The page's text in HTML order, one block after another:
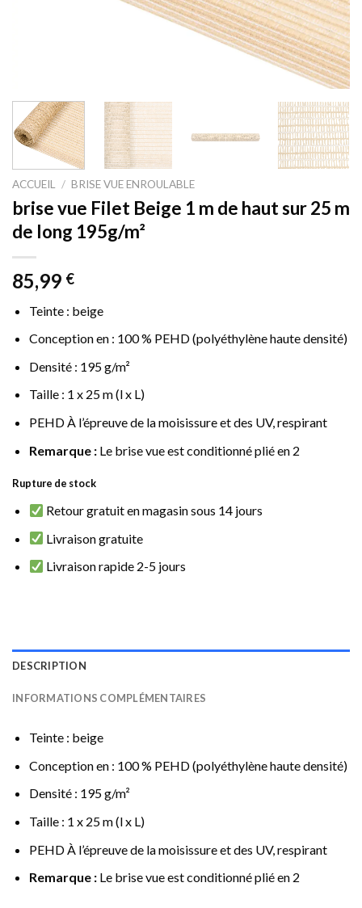
ACCUEIL / BRISE VUE ENROULABLE
brise vue Filet Beige 1 m de haut sur 25 m
de long 195g/m²
85,99 €
Teinte : beige
Conception en : 100 % PEHD (polyéthylène haute densité)
Densité : 195 g/m²
Taille : 1 x 25 m (l x L)
PEHD À l’épreuve de la moisissure et des UV, respirant
Remarque : Le brise vue est conditionné plié en 2
Rupture de stock
Retour gratuit en magasin sous 14 jours
Livraison gratuite
Livraison rapide 2-5 jours
DESCRIPTION
INFORMATIONS COMPLÉMENTAIRES
Teinte : beige
Conception en : 100 % PEHD (polyéthylène haute densité)
Densité : 195 g/m²
Taille : 1 x 25 m (l x L)
PEHD À l’épreuve de la moisissure et des UV, respirant
Remarque : Le brise vue est conditionné plié en 2